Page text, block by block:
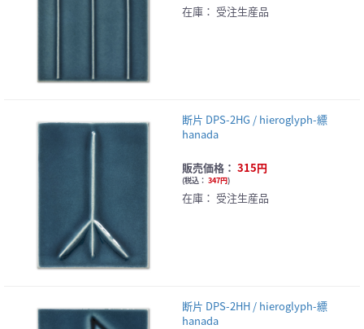
在庫： 受注生産品
断片 DPS-2HG / hieroglyph-縹
hanada
販売価格： 315円
(税込： 347円)
在庫： 受注生産品
断片 DPS-2HH / hieroglyph-縹
hanada